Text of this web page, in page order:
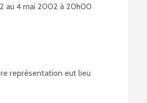
au 4 mai 2002 à 20h00
représentation eut lieu